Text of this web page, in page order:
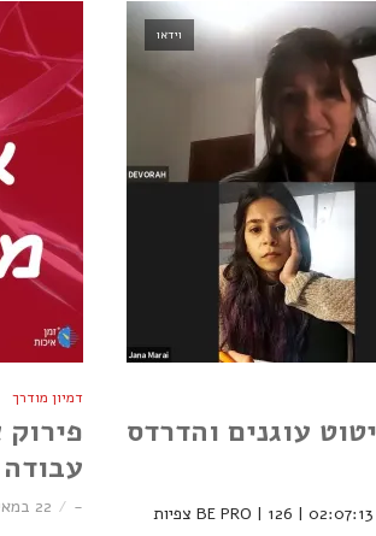
וידאו
עוגנים והדרדס
דמיון מודרך
- 22 במאי 2022